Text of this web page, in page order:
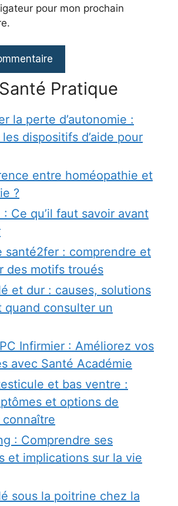
pour mon prochain
Pratique
la perte d’autonomie :
dispositifs d’aide pour
entre homéopathie et
?
Ce qu’il faut savoir avant
santé2fer : comprendre et
des motifs troués
et dur : causes, solutions
quand consulter un
Infirmier : Améliorez vos
avec Santé Académie
et bas ventre :
et options de
: Comprendre ses
et implications sur la vie
sous la poitrine chez la